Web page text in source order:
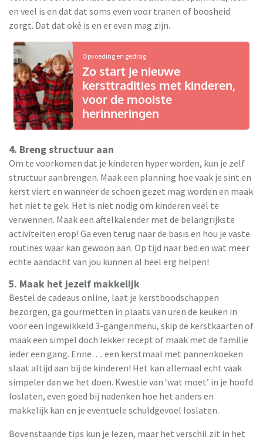
en veel is en dat dat soms even voor tranen of boosheid
zorgt. Dat dat oké is en er even mag zijn.
Opvoeding en gedrag
Zo start je nieuwe
kersttradities met kinderen,
voor de mooiste
herinneringen
4. Breng structuur aan
Om te voorkomen dat je kinderen hyper worden, kun je zelf
structuur aanbrengen. Maak een planning hoe vaak je sint en
kerst viert en wanneer de schoen gezet mag worden en maak
het niet te gek. Het is niet nodig om kinderen veel te
verwennen. Maak een aftelkalender met de belangrijkste
activiteiten erop! Ga even terug naar de basis en hou je vaste
routines waar kan gewoon aan. Op tijd naar bed en wat meer
echte aandacht van jou kunnen al heel erg helpen!
5. Maak het jezelf makkelijk
Bestel de cadeaus online, laat je kerstboodschappen
bezorgen, ga gourmetten in plaats van uren de keuken in
voor een ingewikkeld 3-gangenmenu, skip de kerstkaarten of
maak een simpel doch lekker recept of maak met de familie
ieder een gang. Enne…. een kerstmaal met pannenkoeken
slaat altijd aan bij de kinderen! Het kan allemaal echt vaak
simpeler dan we het doen. Kwestie van ‘wat moet’ in je hoofd
loslaten, even goed bij nadenken hoe het anders en
makkelijk kan en je eventuele schuldgevoel loslaten.
Bovenstaande tips kun je lezen, maar het verschil zit in het